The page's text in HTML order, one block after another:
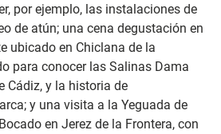
por ejemplo, las instalaciones de
de atún; una cena degustación en
ubicado en Chiclana de la
para conocer las Salinas Dama
Cádiz, y la historia de
y una visita a la Yeguada de
en Jerez de la Frontera, con